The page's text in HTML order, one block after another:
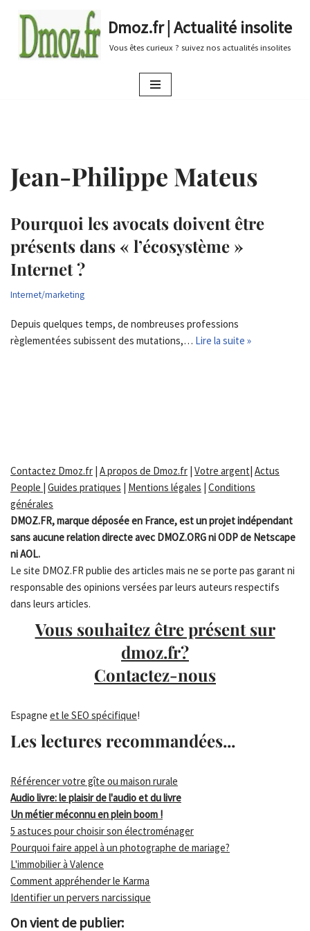
au
Dmoz.fr | Actualité insolite
Vous êtes curieux ? suivez nos actualités insolites
Jean-Philippe Mateus
Pourquoi les avocats doivent être
présents dans « l’écosystème »
Internet ?
Internet/marketing
Depuis quelques temps, de nombreuses professions
règlementées subissent des mutations,… Lire la suite »
Contactez Dmoz.fr | A propos de Dmoz.fr | Votre argent| Actus
People | Guides pratiques | Mentions légales | Conditions
générales
DMOZ.FR, marque déposée en France, est un projet indépendant
sans aucune relation directe avec DMOZ.ORG ni ODP de Netscape
ni AOL.
Le site DMOZ.FR publie des articles mais ne se porte pas garant ni
responsable des opinions versées par leurs auteurs respectifs
dans leurs articles.
Vous souhaitez être présent sur
dmoz.fr?
Contactez-nous
Espagne et le SEO spécifique!
Les lectures recommandées...
Référencer votre gîte ou maison rurale
Audio livre: le plaisir de l'audio et du livre
Un métier méconnu en plein boom !
5 astuces pour choisir son électroménager
Pourquoi faire appel à un photographe de mariage?
L'immobilier à Valence
Comment appréhender le Karma
Identifier un pervers narcissique
On vient de publier: